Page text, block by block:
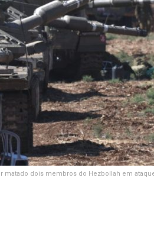
matado dois membros do Hezbollah em